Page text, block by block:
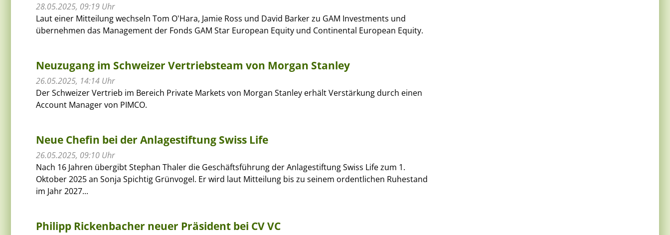
28.05.2025, 09:19 Uhr
Laut einer Mitteilung wechseln Tom O'Hara, Jamie Ross und David Barker zu GAM Investments und
übernehmen das Management der Fonds GAM Star European Equity und Continental European Equity.
Neuzugang im Schweizer Vertriebsteam von Morgan Stanley
26.05.2025, 14:14 Uhr
Der Schweizer Vertrieb im Bereich Private Markets von Morgan Stanley erhält Verstärkung durch einen
Account Manager von PIMCO.
Neue Chefin bei der Anlagestiftung Swiss Life
26.05.2025, 09:10 Uhr
Nach 16 Jahren übergibt Stephan Thaler die Geschäftsführung der Anlagestiftung Swiss Life zum 1.
Oktober 2025 an Sonja Spichtig Grünvogel. Er wird laut Mitteilung bis zu seinem ordentlichen Ruhestand
im Jahr 2027...
Philipp Rickenbacher neuer Präsident bei CV VC